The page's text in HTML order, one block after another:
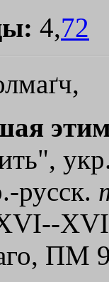
4,72
русск.
ПМ